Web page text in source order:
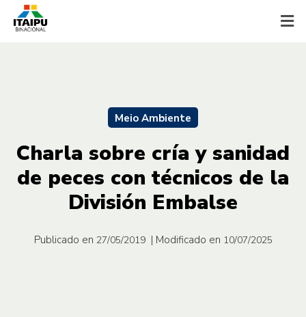
Meio Ambiente
Charla sobre cría y sanidad
de peces con técnicos de la
División Embalse
Publicado en 27/05/2019 | Modificado en 10/07/2025